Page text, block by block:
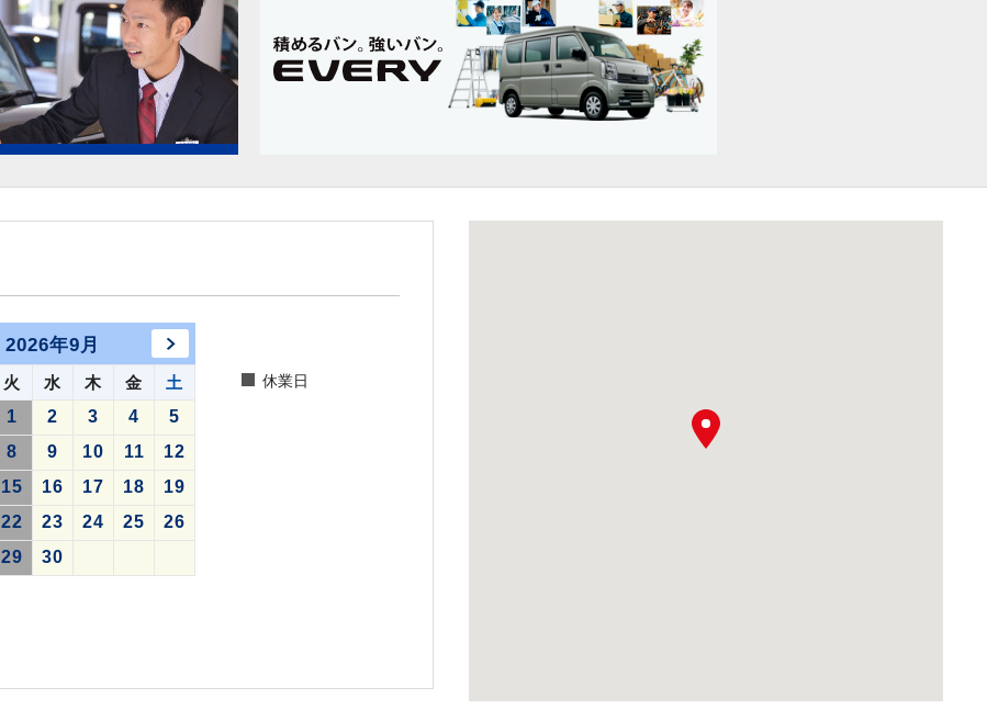
2026年9月
火 水 木 金
土
1
2 3 4
5
8 9 10 11
12
15 16 17 18
19
22 23 24 25
26
29 30
休業日